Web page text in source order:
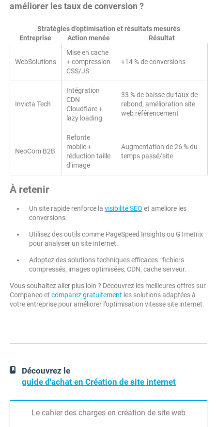
améliorer les taux de conversion ?
Stratégies d’optimisation et résultats mesurés
Entreprise
Action menée Résultat
WebSolutions
Mise en cache
+ compression
CSS/JS
+14 % de conversions
Invicta Tech
Intégration
CDN
Cloudflare +
lazy loading
33 % de baisse du taux de
rebond, amélioration site
web référencement
NeoCom B2B
Refonte
mobile +
réduction taille
d’image
Augmentation de 26 % du
temps passé/site
À retenir
Un site rapide renforce la visibilité SEO et améliore les
conversions.
Utilisez des outils comme PageSpeed Insights ou GTmetrix
pour analyser un site internet.
Adoptez des solutions techniques efficaces : fichiers
compressés, images optimisées, CDN, cache serveur.
Vous souhaitez aller plus loin ? Découvrez les meilleures offres sur
Companeo et comparez gratuitement les solutions adaptées à
votre entreprise pour améliorer l’optimisation vitesse site internet.
Découvrez le
guide d'achat en Création de site internet
Le cahier des charges en création de site web